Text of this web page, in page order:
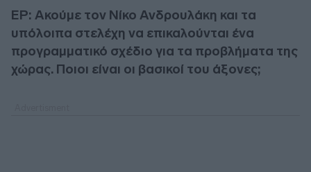
ΕΡ: Ακούμε τον Νίκο Ανδρουλάκη και τα
υπόλοιπα στελέχη να επικαλούνται ένα
προγραμματικό σχέδιο για τα προβλήματα της
χώρας. Ποιοι είναι οι βασικοί του άξονες;